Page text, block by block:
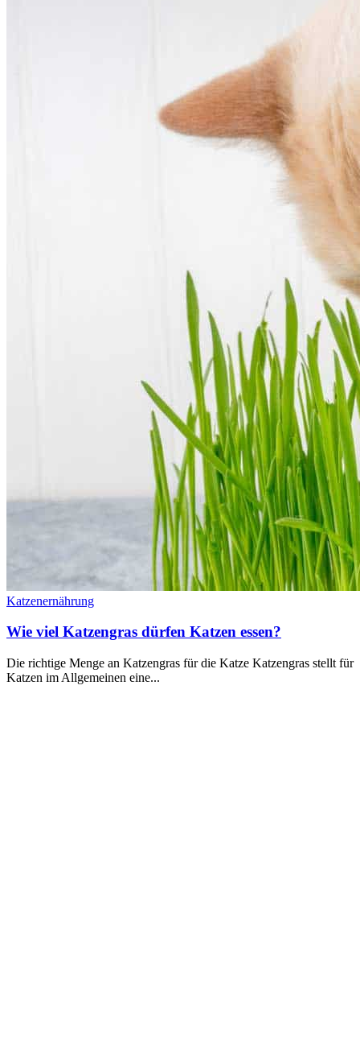
Katzenernährung
Wie viel Katzengras dürfen Katzen essen?
Die richtige Menge an Katzengras für die Katze Katzengras stellt für
Katzen im Allgemeinen eine...